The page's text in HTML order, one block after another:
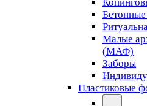
Малые
(МАФ)
Заборы
Пластиковые